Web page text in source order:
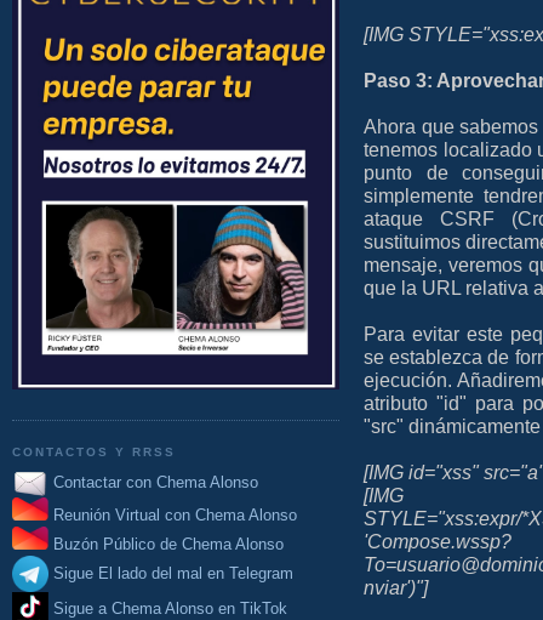
CONTACTOS Y RRSS
Contactar con Chema Alonso
Reunión Virtual con Chema Alonso
Buzón Público de Chema Alonso
Sigue El lado del mal en Telegram
Sigue a Chema Alonso en TikTok
[IMG
Paso 3:
Ahora que
tenemos localizado
punto de
simplemente
ataque CSRF
sustituimos
mensaje, veremos
que la URL relativa
Para evitar este
se establezca de
ejecución.
atributo "id" para
"src"
[IMG id="xss"
[IMG
STYLE="xss:expr/
'Compose.wssp?
nviar')"]